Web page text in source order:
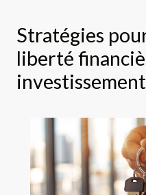
Stratégies
liberté